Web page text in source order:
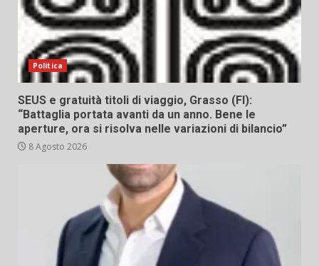
Politica
SEUS e gratuità titoli di viaggio, Grasso (FI):
“Battaglia portata avanti da un anno. Bene le
aperture, ora si risolva nelle variazioni di bilancio”
8 Agosto 2026